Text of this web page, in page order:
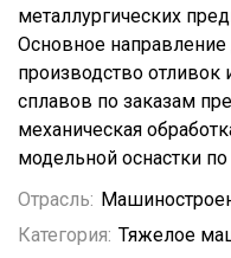
металлургических
Основное направление
производство отливок
сплавов по заказам
механическая
модельной оснастки
Отрасль:
Категория: Тяжелое